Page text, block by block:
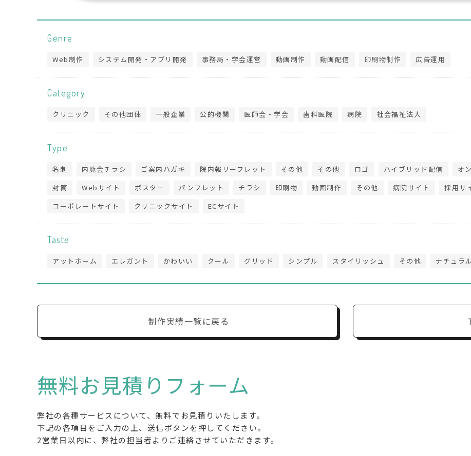
Genre
Web制作 システム開発・アプリ開発 事務局・学会運営 動画制作 動画配信 印刷物制作 広告運用
Category
クリニック その他団体 一般企業 公的機関 医師会・学会 歯科医院 病院 社会福祉法人
Type
名刺 内覧会チラシ ご案内ハガキ 院内報リーフレット その他 その他 ロゴ ハイブリッド配信 オ
封筒
Webサイト ポスター パンフレット チラシ 印刷物 動画制作 その他 病院サイト 採用サ
コーポレートサイト
クリニックサイト ECサイト
Taste
アットホーム エレガント かわいい クール グリッド シンプル スタイリッシュ その他 ナチュラル
制作実績一覧に戻る
無料お見積りフォーム
弊社の各種サービスについて、無料でお見積りいたします。
下記の各項目をご入力の上、送信ボタンを押してください。
2営業日以内に、弊社の担当者よりご連絡させていただきます。